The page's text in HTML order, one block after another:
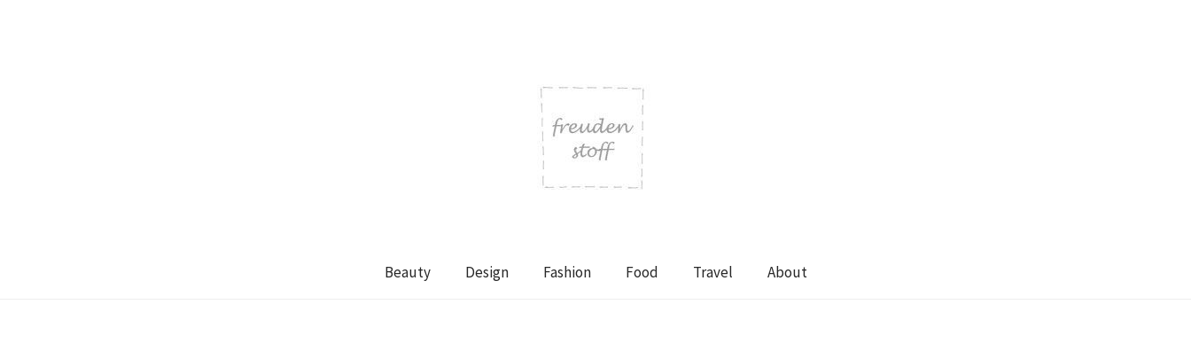
Beauty Design Fashion Food Travel About